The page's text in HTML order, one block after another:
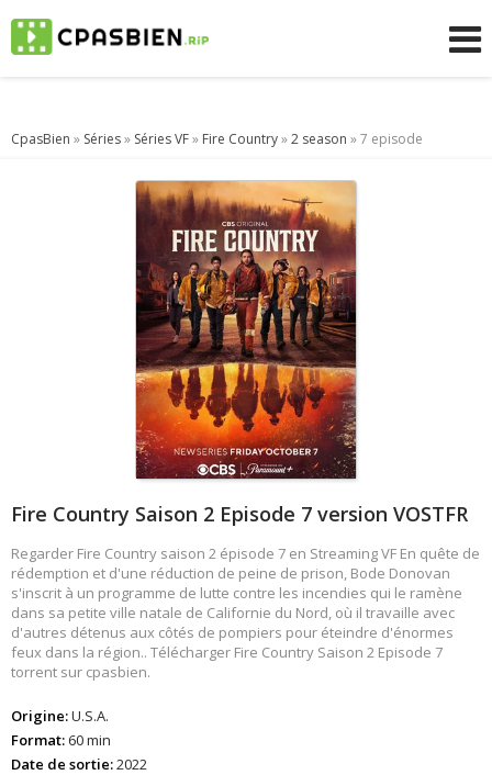
CpasBien » Séries» Séries VF» Fire Country»2 season » 7 episode
Fire Country Saison 2 Episode 7 version VOSTFR
Regarder Fire Country saison 2 épisode 7 en Streaming VF En quête de
rédemption et d'une réduction de peine de prison, Bode Donovan
s'inscrit à un programme de lutte contre les incendies qui le ramène
dans sa petite ville natale de Californie du Nord, où il travaille avec
d'autres détenus aux côtés de pompiers pour éteindre d'énormes
feux dans la région.. Télécharger Fire Country Saison 2 Episode 7
torrent sur cpasbien.
Origine:U.S.A.
Format: 60 min
Date de sortie:2022